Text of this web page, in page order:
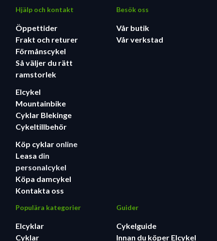
Hjälp och kontakt
Öppettider
Frakt och returer
Förmånscykel
Så väljer du rätt
ramstorlek
Elcykel
Mountainbike
Cyklar Blekinge
Cykeltillbehör
Köp cyklar online
Leasa din
personalcykel
Köpa damcykel
Kontakta oss
Besök oss
Vår butik
Vår verkstad
Populära kategorier
Elcyklar
Cyklar
Guider
Cykelguide
Innan du köper Elcykel